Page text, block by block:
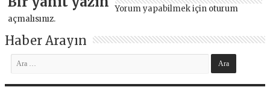
Yorum yapabilmek için oturum
açmalısınız.
Haber Arayın